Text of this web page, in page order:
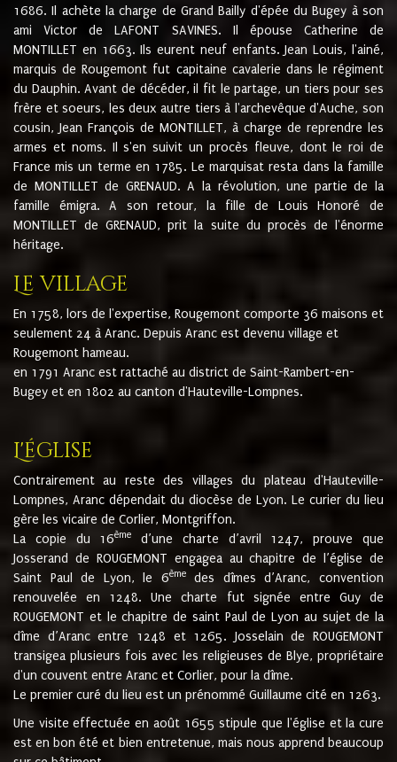
1686. Il achète la charge de Grand Bailly d'épée du Bugey à son
ami Victor de LAFONT SAVINES. Il épouse Catherine de
MONTILLET en 1663. Ils eurent neuf enfants. Jean Louis, l'ainé,
marquis de Rougemont fut capitaine cavalerie dans le régiment
du Dauphin. Avant de décéder, il fit le partage, un tiers pour ses
frère et soeurs, les deux autre tiers à l'archevêque d'Auche, son
cousin, Jean François de MONTILLET, à charge de reprendre les
armes et noms. Il s'en suivit un procès fleuve, dont le roi de
France mis un terme en 1785. Le marquisat resta dans la famille
de MONTILLET de GRENAUD. A la révolution, une partie de la
famille émigra. A son retour, la fille de Louis Honoré de
MONTILLET de GRENAUD, prit la suite du procès de l'énorme
héritage.
Le village
En 1758, lors de l'expertise, Rougemont comporte 36 maisons et
seulement 24 à Aranc. Depuis Aranc est devenu village et
Rougemont hameau.
en 1791 Aranc est rattaché au district de Saint-Rambert-en-
Bugey et en 1802 au canton d'Hauteville-Lompnes.
L'église
Contrairement au reste des villages du plateau d'Hauteville-
Lompnes, Aranc dépendait du diocèse de Lyon. Le curier du lieu
gère les vicaire de Corlier, Montgriffon.
La copie du 16ème
d’une charte d’avril 1247, prouve que
Josserand de ROUGEMONT engagea au chapitre de l’église de
Saint Paul de Lyon, le 6èmedes dîmes d’Aranc, convention
renouvelée en 1248. Une charte fut signée entre Guy de
ROUGEMONT et le chapitre de saint Paul de Lyon au sujet de la
dîme d’Aranc entre 1248 et 1265. Josselain de ROUGEMONT
transigea plusieurs fois avec les religieuses de Blye, propriétaire
d'un couvent entre Aranc et Corlier, pour la dîme.
Le premier curé du lieu est un prénommé Guillaume cité en 1263.
Une visite effectuée en août 1655 stipule que l'église et la cure
est en bon été et bien entretenue, mais nous apprend beaucoup